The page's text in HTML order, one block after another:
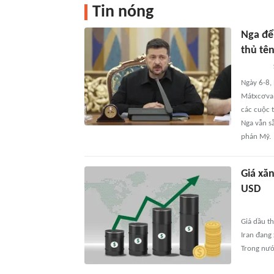
Tin nóng
Nga
thủ
Ngày 6-
các cuộc
Nga vẫn
phán Mỹ.
Giá
USD
Giá dầu
Iran đang
Trong